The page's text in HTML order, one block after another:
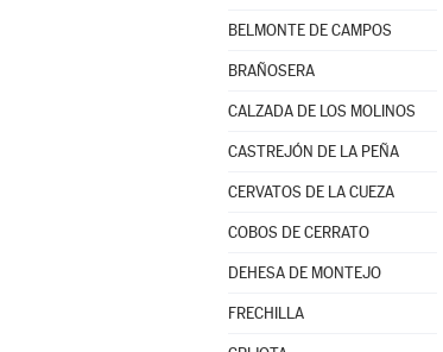
BELMONTE DE CAMPOS
BRAÑOSERA
CALZADA DE LOS MOLINOS
CASTREJÓN DE LA PEÑA
CERVATOS DE LA CUEZA
COBOS DE CERRATO
DEHESA DE MONTEJO
FRECHILLA